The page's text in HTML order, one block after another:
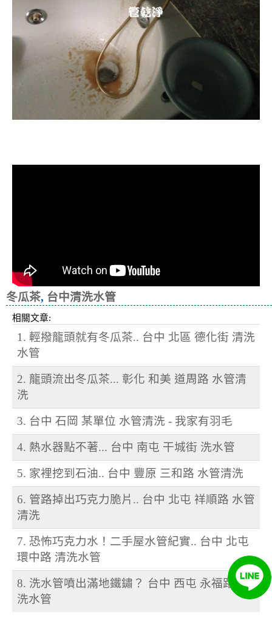
冬瓜茶, 台中清洗水管
相關文章:
1. 輕撥龍頭就有冬瓜茶.. 台中 北區 德化街 清洗
水管
2. 龍頭流出冬瓜茶... 彰化 和美 道周路 水管清
洗
3. 台中 石岡 某單位 水管清洗 - 我家有羽毛
4. 熱水器點不著... 台中 南屯 干城街 洗水管
5. 家裡挖到石油.. 台中 豐原 三和路 水管清洗
6. 管路掉出巧克力脆片.. 台中 北屯 祥順路 水管
清洗
7. 恐怖巧克力水！二手屋水管紀實.. 台中 北屯
環中路 清洗水管
8. 洗水管噴出滿地鐵鏽？ 台中 西屯 永福路 清
洗水管